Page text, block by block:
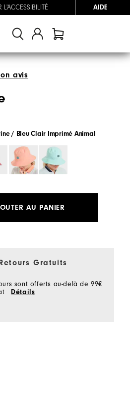
L'ACCESSIBILITÉ AIDE
avis
/ Bleu Clair Imprimé Animal
AU PANIER
Gratuits
sont offerts au-delà de 99€
Détails